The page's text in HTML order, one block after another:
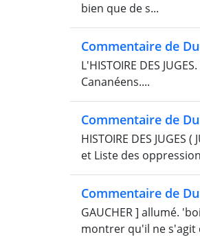
bien que de s...
Commentaire de
L'HISTOIRE DES
Cananéens....
Commentaire de
HISTOIRE DES
et Liste des
Commentaire de
GAUCHER ] allumé.
montrer qu'il ne s'agit